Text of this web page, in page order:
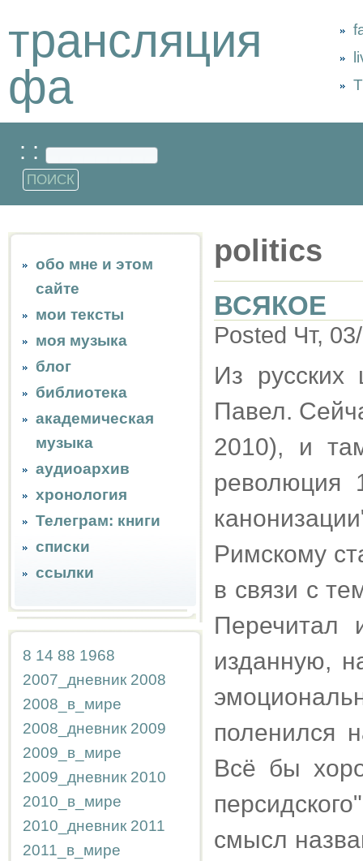
трансляция
фа
: :
обо мне и этом
сайте
мои тексты
моя музыка
блог
библиотека
академическая
музыка
аудиоархив
хронология
Телеграм: книги
списки
ссылки
8 14 88 1968
2007_дневник 2008
2008_в_мире
2008_дневник 2009
2009_в_мире
2009_дневник 2010
2010_в_мире
2010_дневник 2011
2011_в_мире
politics
ВСЯКОЕ
Posted Чт,
Из
Павел.
2010), и
революция
Римскому
в связи с
Перечитал
изданную,
поленился
Всё бы
смысл